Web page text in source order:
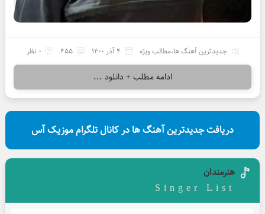
جدیدترین آهنگ ها،مطالب ویژه 4 آذر 1400 455 0 نظر
ادامه مطلب + دانلود ...
دریافت جدیدترین آهنگ ها در کانال تلگرام موزیک آس
هنرمندان
Singer List